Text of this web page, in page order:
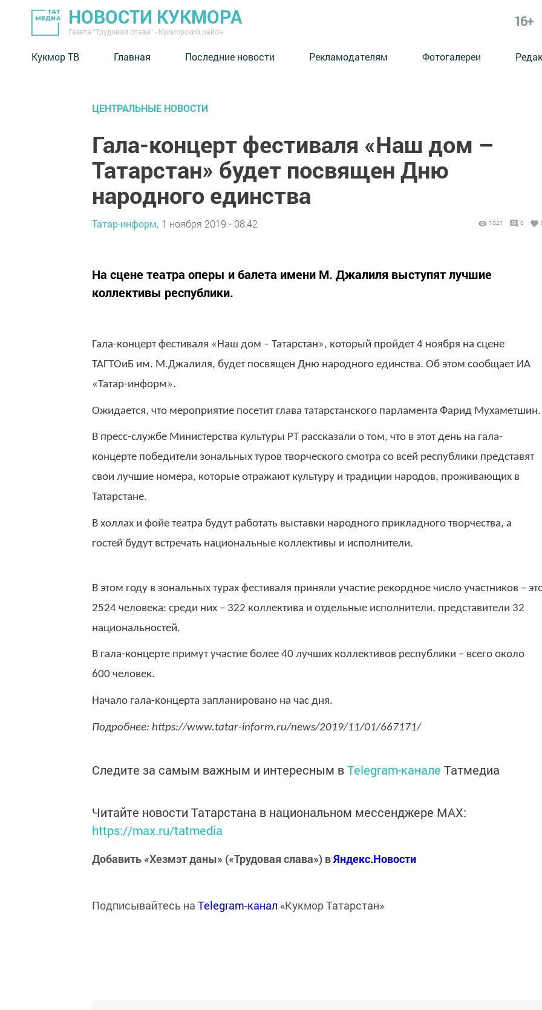
НОВОСТИ КУКМОРА
Газета "Трудовая слава" - Кукморский район
16+
Кукмор ТВ Главная Последние новости Рекламодателям Фотогалереи
ЦЕНТРАЛЬНЫЕ НОВОСТИ
Гала-концерт фестиваля «Наш дом –
Татарстан» будет посвящен Дню
народного единства
Татар-информ, 1 ноября 2019 - 08:42 1041 0
На сцене театра оперы и балета имени М. Джалиля выступят лучшие
коллективы республики.
Гала-концерт фестиваля «Наш дом – Татарстан», который пройдет 4 ноября на сцене
ТАГТОиБ им. М.Джалиля, будет посвящен Дню народного единства. Об этом сообщает ИА
«Татар-информ».
Ожидается, что мероприятие посетит глава татарстанского парламента Фарид Мухаметшин.
В пресс-службе Министерства культуры РТ рассказали о том, что в этот день на гала-
концерте победители зональных туров творческого смотра со всей республики представят
свои лучшие номера, которые отражают культуру и традиции народов, проживающих в
Татарстане.
В холлах и фойе театра будут работать выставки народного прикладного творчества, а
гостей будут встречать национальные коллективы и исполнители.
В этом году в зональных турах фестиваля приняли участие рекордное число участников –
2524 человека: среди них – 322 коллектива и отдельные исполнители, представители 32
национальностей.
В гала-концерте примут участие более 40 лучших коллективов республики – всего около
600 человек.
Начало гала-концерта запланировано на час дня.
Подробнее: https://www.tatar-inform.ru/news/2019/11/01/667171/
Следите за самым важным и интересным вTelegram-канале Татмедиа
Читайте новости Татарстана в национальном мессенджере MАХ:
https://max.ru/tatmedia
Добавить «Хезмэт даны» («Трудовая слава») вЯндекс.Новости
Подписывайтесь на Telegram-канал «Кукмор Татарстан»